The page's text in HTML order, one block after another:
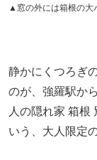
▲窓の外には箱根の大
静かにくつろぎ
のが、強羅駅か
人の隠れ家 箱根
いう、大人限定